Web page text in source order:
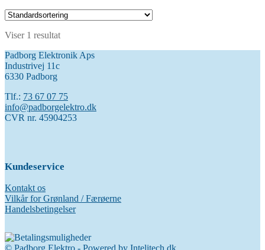
Viser 1 resultat
Padborg Elektronik Aps
Industrivej 11c
6330 Padborg
Tlf.: 73 67 07 75
info@padborgelektro.dk
CVR nr. 45904253
Kundeservice
Kontakt os
Vilkår for Grønland / Færøerne
Handelsbetingelser
© Padborg Elektro - Powered by Intelitech.dk